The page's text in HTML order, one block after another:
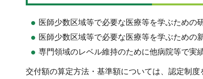
医師少数区域等で必要な医療等を学ぶための
医師少数区域等で必要な医療等を学ぶための
専門領域のレベル維持のために他病院等で実
交付額の算定方法・基準額については、認定制